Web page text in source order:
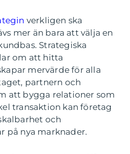
verkligen ska
mer än bara att välja en
Strategiska
om att hitta
mervärde för alla
partnern och
att bygga relationer som
transaktion kan företag
och
på nya marknader.